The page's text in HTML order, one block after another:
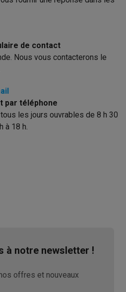
Livraison offerte
gros électroInstallation
Trouvez votre machine à laver
Ménage Cuisine
votre télévision idéale
de contact
Nous vous contacterons le
par téléphone
les jours ouvrables de 8 h 30
à 18 h.
à notre newsletter !
offres et nouveaux